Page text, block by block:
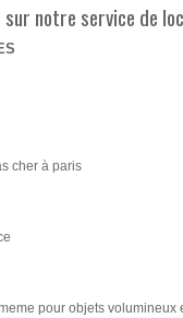
notre service de
cher à paris
pour objets volumineux